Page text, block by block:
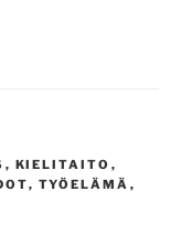
, KIELITAITO ,
, TYÖELÄMÄ ,